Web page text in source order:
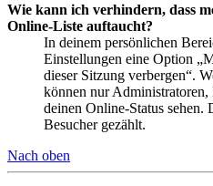
Wie kann ich verhindern, dass
Online-Liste auftaucht?
In deinem persönlichen
Einstellungen eine Option
dieser Sitzung verbergen“.
können nur
deinen Online-Status sehen.
Besucher gezählt.
Nach oben